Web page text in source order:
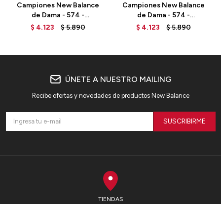
Campiones New Balance
de Dama - 574 -
WL574AJ2 - DARK
$ 4.123 $5.890
Campiones New Balance
de Dama - 574 -
WL574AG2 - GRANITE
$ 4.123 $5.890
TIENDAS
ÚNETE A NUESTRO MAILING
Recibe ofertas y novedades de productos New Balance
SUSCRIBIRME